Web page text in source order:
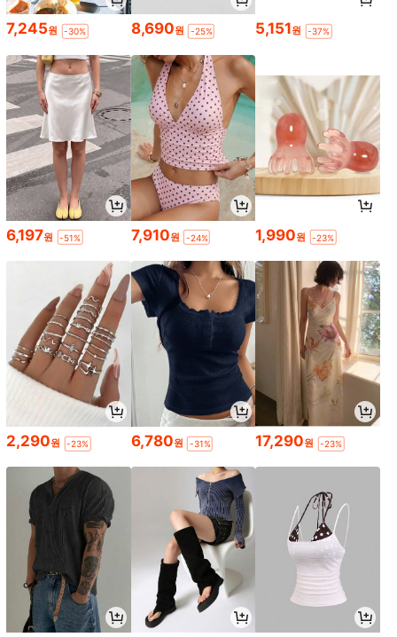
7,245원 -30% 8,690원 -25% 5,151원 -37%
6,197원 -51% 7,910원 -24% 1,990원 -23%
2,290원 -23% 6,780원 -31% 17,290원 -23%